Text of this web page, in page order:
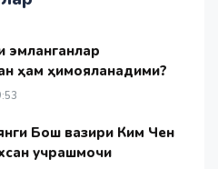
эмланганлар
ҳам ҳимояланадими?
Бош вазири Ким Чен
учрашмоқчи